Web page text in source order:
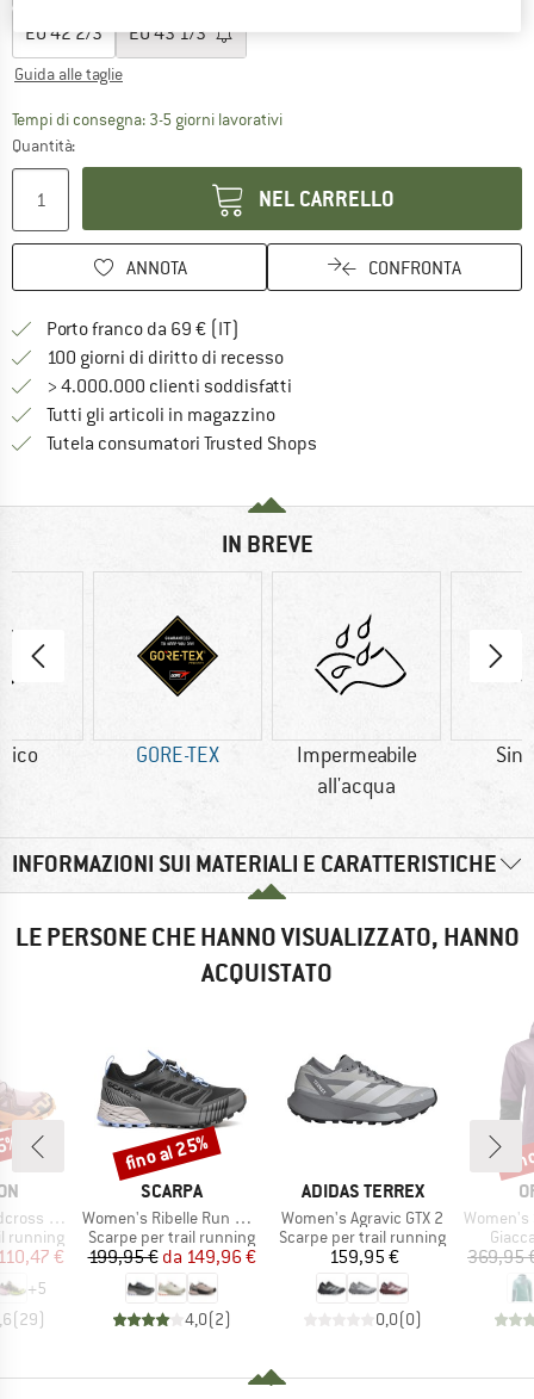
EU42 2/3 EU43 1/3
Guida alle taglie
Tempi di consegna: 3-5 giorni lavorativiIl link si apre in una casella
Quantità:
NEL CARRELLO
ANNOTA CONFRONTA
Porto franco da 69 € (IT)
100 giorni di diritto di recessoVai alla politica di recesso qui
> 4.000.000 clienti soddisfatti
Tutti gli articoli in magazzino
Tutela consumatori Trusted Shops
IN BREVE
GORE-TEX
Impermeabile
all'acqua
INFORMAZIONI SUI MATERIALI E CARATTERISTICHE
LE PERSONE CHE HANNO VISUALIZZATO, HANNO
ACQUISTATO
Tex
running
ridotto
€
+5
(29)
MARCHIO
SCARPA
Articolo
Women's Ribelle Run 2 GTX
Gruppo di prodotti
Scarpe per trail running
Prezzo
199,95 € Prezzo ridotto
da 149,96 €
4,0(2)
Sconto
fino al 25%
MARCHIO
ADIDAS TERREX
Articolo
Women's Agravic GTX 2
Gruppo di prodotti
Scarpe per trail running
Prezzo
159,95 €
0,0(0)
Articolo
Women's
369,95